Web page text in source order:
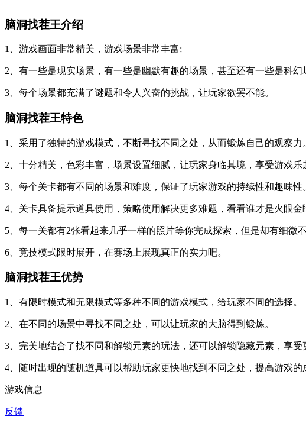
脑洞找茬王介绍
1、游戏画面非常精美，游戏场景非常丰富;
2、有一些是现实场景，有一些是幽默有趣的场景，甚至还有一些是科幻
3、每个场景都充满了谜题和令人兴奋的挑战，让玩家欲罢不能。
脑洞找茬王特色
1、采用了独特的游戏模式，不断寻找不同之处，从而锻炼自己的观察力
2、十分精美，色彩丰富，场景设置细腻，让玩家身临其境，享受游戏乐
3、每个关卡都有不同的场景和难度，保证了玩家游戏的持续性和趣味性
4、关卡具备提示道具使用，策略使用解决更多难题，看看谁才是火眼金
5、每一关都有2张看起来几乎一样的照片等你完成探索，但是却有细微不
6、竞技模式限时展开，在赛场上展现真正的实力吧。
脑洞找茬王优势
1、有限时模式和无限模式等多种不同的游戏模式，给玩家不同的选择。
2、在不同的场景中寻找不同之处，可以让玩家的大脑得到锻炼。
3、完美地结合了找不同和解锁元素的玩法，还可以解锁隐藏元素，享受
4、随时出现的随机道具可以帮助玩家更快地找到不同之处，提高游戏的
游戏信息
反馈